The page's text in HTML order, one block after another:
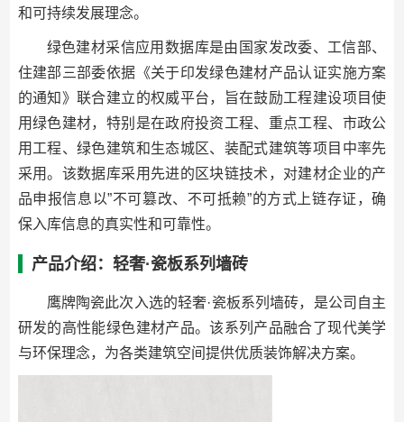
和可持续发展理念。
绿色建材采信应用数据库是由国家发改委、工信部、
住建部三部委依据《关于印发绿色建材产品认证实施方案
的通知》联合建立的权威平台，旨在鼓励工程建设项目使
用绿色建材，特别是在政府投资工程、重点工程、市政公
用工程、绿色建筑和生态城区、装配式建筑等项目中率先
采用。该数据库采用先进的区块链技术，对建材企业的产
品申报信息以”不可篡改、不可抵赖”的方式上链存证，确
保入库信息的真实性和可靠性。
产品介绍：轻奢·瓷板系列墙砖
鹰牌陶瓷此次入选的轻奢·瓷板系列墙砖，是公司自主
研发的高性能绿色建材产品。该系列产品融合了现代美学
与环保理念，为各类建筑空间提供优质装饰解决方案。